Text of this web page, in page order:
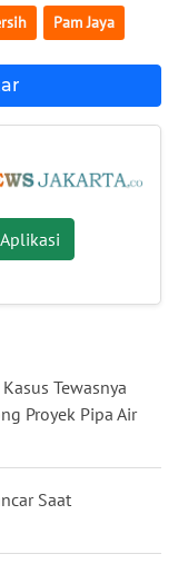
Pam Jaya
Tewasnya
Proyek Pipa Air
Saat